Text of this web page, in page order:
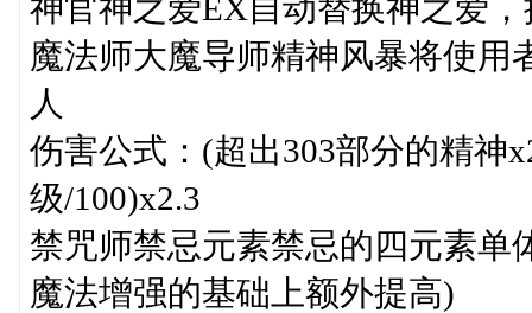
神官神之爱EX自动替换神之爱，
魔法师大魔导师精神风暴将使用
人
伤害公式：(超出303部分的精神
级/100)x2.3
禁咒师禁忌元素禁忌的四元素单
魔法增强的基础上额外提高)